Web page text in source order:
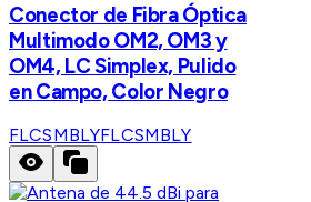
Conector de Fibra Óptica
Multimodo OM2, OM3 y
OM4, LC Simplex, Pulido
en Campo, Color Negro
FLCSMBLYFLCSMBLY